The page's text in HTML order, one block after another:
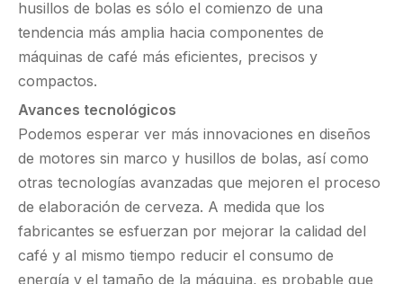
husillos de bolas es sólo el comienzo de una
tendencia más amplia hacia componentes de
máquinas de café más eficientes, precisos y
compactos.
Avances tecnológicos
Podemos esperar ver más innovaciones en diseños
de motores sin marco y husillos de bolas, así como
otras tecnologías avanzadas que mejoren el proceso
de elaboración de cerveza. A medida que los
fabricantes se esfuerzan por mejorar la calidad del
café y al mismo tiempo reducir el consumo de
energía y el tamaño de la máquina, es probable que